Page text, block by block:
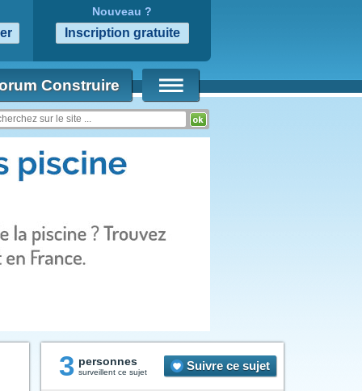
Nouveau ?
Construire
3 personnes
surveillent ce sujet Suivre ce sujet